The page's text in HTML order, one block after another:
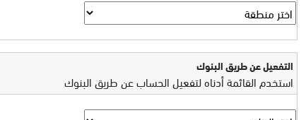
التفعيل عن طريق البنوك
استخدم القائمة أدناه لتفعيل الحساب عن طريق البنوك